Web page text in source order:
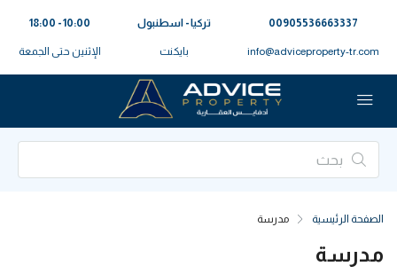
00905536663337⁩
info@adviceproperty-tr.com
تركيا - اسطنبول
بايكنت
10:00 - 18:00
الإثنين حتى الجمعة
الصفحة الرئيسية مدرسة
مدرسة